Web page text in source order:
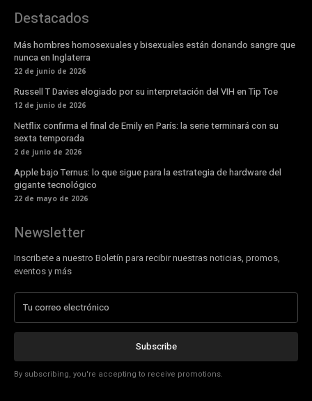
Destacados
Más hombres homosexuales y bisexuales están donando sangre que
nunca en Inglaterra
22 de junio de 2026
Russell T Davies elogiado por su interpretación del VIH en Tip Toe
12 de junio de 2026
Netflix confirma el final de Emily en París: la serie terminará con su
sexta temporada
2 de junio de 2026
Apple bajo Ternus: lo que sigue para la estrategia de hardware del
gigante tecnológico
22 de mayo de 2026
Newsletter
Inscribete a nuestro Boletín para recibir nuestras noticias, promos,
eventos y más
Subscribe
By subscribing, you're accepting to receive promotions.